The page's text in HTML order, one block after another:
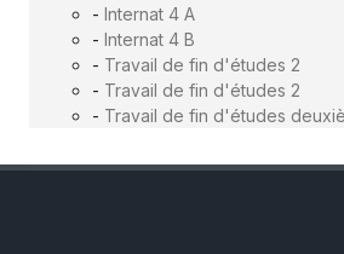
- Internat 4 A
- Internat 4 B
- Travail de fin d'études 2
- Travail de fin d'études 2
- Travail de fin d'études